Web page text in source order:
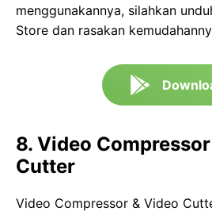
menggunakannya, silahkan
Store dan rasakan
8. Video
Cutter
Video Compressor & Video